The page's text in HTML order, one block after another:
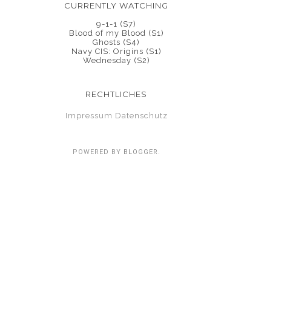
CURRENTLY WATCHING
9-1-1 (S7)
Blood of my Blood (S1)
Ghosts (S4)
Navy CIS: Origins (S1)
Wednesday (S2)
RECHTLICHES
Impressum Datenschutz
POWERED BY BLOGGER .